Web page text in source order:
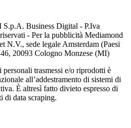
S.p.A. Business Digital - P.Iva
- Per la pubblicità Mediamond
N.V., sede legale Amsterdam (Paesi
20093 Cologno Monzese (MI)
trasmessi e/o riprodotti è
all’addestramento di sistemi di
È altresì fatto divieto espresso di
di data scraping.